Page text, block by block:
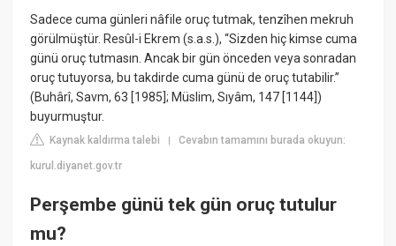
Sadece cuma günleri nâfile oruç tutmak, tenzîhen mekruh
görülmüştür. Resûl-i Ekrem (s.a.s.), “Sizden hiç kimse cuma
günü oruç tutmasın. Ancak bir gün önceden veya sonradan
oruç tutuyorsa, bu takdirde cuma günü de oruç tutabilir.”
(Buhârî, Savm, 63 [1985]; Müslim, Sıyâm, 147 [1144])
buyurmuştur.
Kaynak kaldırma talebi |Cevabın tamamını burada okuyun:
kurul.diyanet.gov.tr
Perşembe günü tek gün oruç tutulur
mu?